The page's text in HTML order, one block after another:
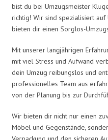
bist du bei Umzugsmeister
richtig! Wir sind spezialisiert auf
bieten dir einen Sorglos-
Mit unserer langjährigen
mit viel Stress und Aufwand
dein Umzug reibungslos und
professionelles Team aus
von der Planung bis zur
Wir bieten dir nicht nur einen
Möbel und Gegenstände,